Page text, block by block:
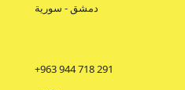
دمشق - سورية
+963 944 718 291